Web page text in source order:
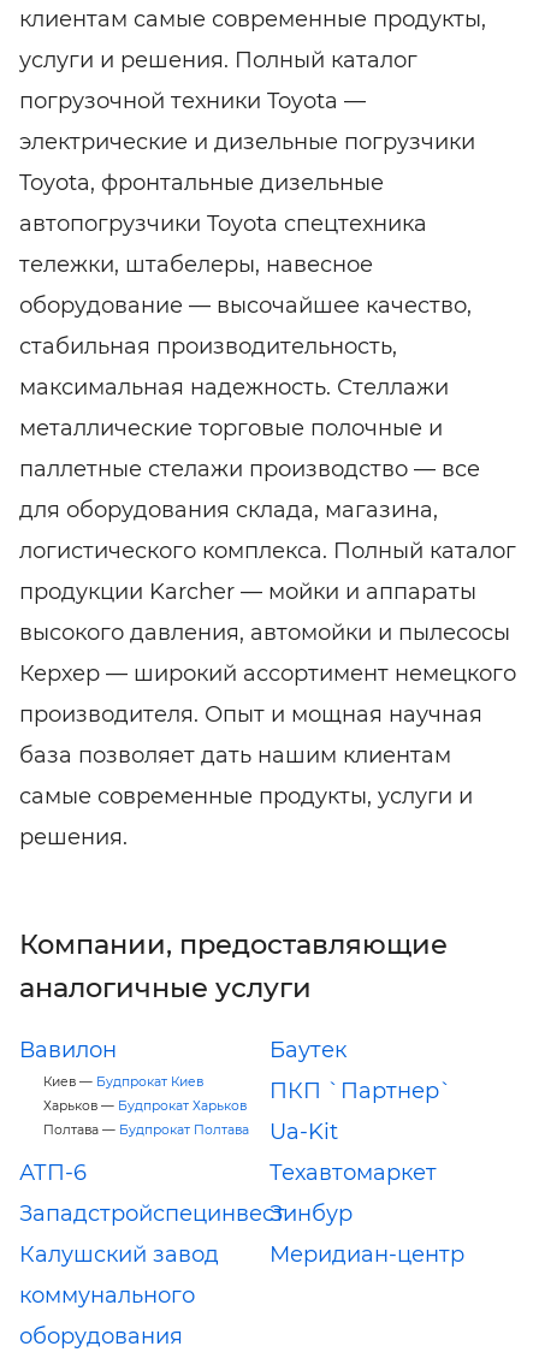
клиентам самые современные продукты,
услуги и решения. Полный каталог
погрузочной техники Toyota —
электрические и дизельные погрузчики
Toyota, фронтальные дизельные
автопогрузчики Toyota спецтехника
тележки, штабелеры, навесное
оборудование — высочайшее качество,
стабильная производительность,
максимальная надежность. Стеллажи
металлические торговые полочные и
паллетные стелажи производство — все
для оборудования склада, магазина,
логистического комплекса. Полный каталог
продукции Karcher — мойки и аппараты
высокого давления, автомойки и пылесосы
Керхер — широкий ассортимент немецкого
производителя. Опыт и мощная научная
база позволяет дать нашим клиентам
самые современные продукты, услуги и
решения.
Компании, предоставляющие
аналогичные услуги
Вавилон
Киев — Будпрокат Киев
Харьков — Будпрокат Харьков
Полтава — Будпрокат Полтава
Баутек
ПКП `Партнер`
Ua-Kit
АТП-6
Техавтомаркет
ЗападстройспецинвестЗинбур
Калушский завод
коммунального
оборудования
Меридиан-центр